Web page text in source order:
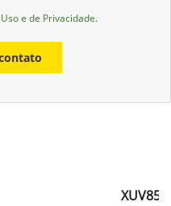
e de Privacidade.